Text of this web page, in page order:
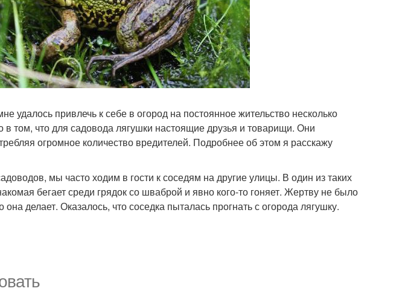
удалось привлечь к себе в огород на постоянное жительство несколько
в том, что для садовода лягушки настоящие друзья и товарищи. Они
огромное количество вредителей. Подробнее об этом я расскажу
мы часто ходим в гости к соседям на другие улицы. В один из таких
бегает среди грядок со шваброй и явно кого-то гоняет. Жертву не было
делает. Оказалось, что соседка пыталась прогнать с огорода лягушку.